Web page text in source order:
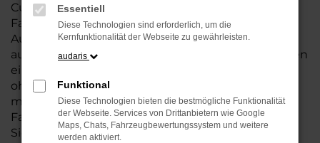
Cuxhaven, die ein zuverlässiges und modernes
Fahrzeug suchen.Mit seiner erstklassigen
Ausstattung, der niedrigen Laufleistung und der
ausgezeichneten Pflege ist dieser Gebrauchtwagen
eine kostengünstige Alternative zum Neuwagen,
ohne auf Komfort und Qualität verzichten zu
müssen. Ob im Stadtverkehr oder für längere
Fahrten, der Leon überzeugt durch Fahrkomfort,
Sicherheit und Wirtschaftlichkeit.
Essentiell
Diese Technologien sind erforderlich, um die
Kernfunktionalität der Webseite zu gewährleisten.
audaris
Funktional
Diese Technologien bieten die bestmögliche Funktionalität
der Webseite. Services von Drittanbietern wie Google
Maps, Chats, Fahrzeugbewertungssystem und weitere
werden aktiviert.